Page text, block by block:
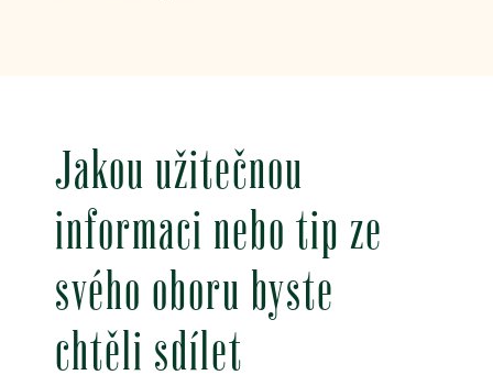
Jakou užitečnou
informaci nebo tip ze
svého oboru byste
chtěli sdílet